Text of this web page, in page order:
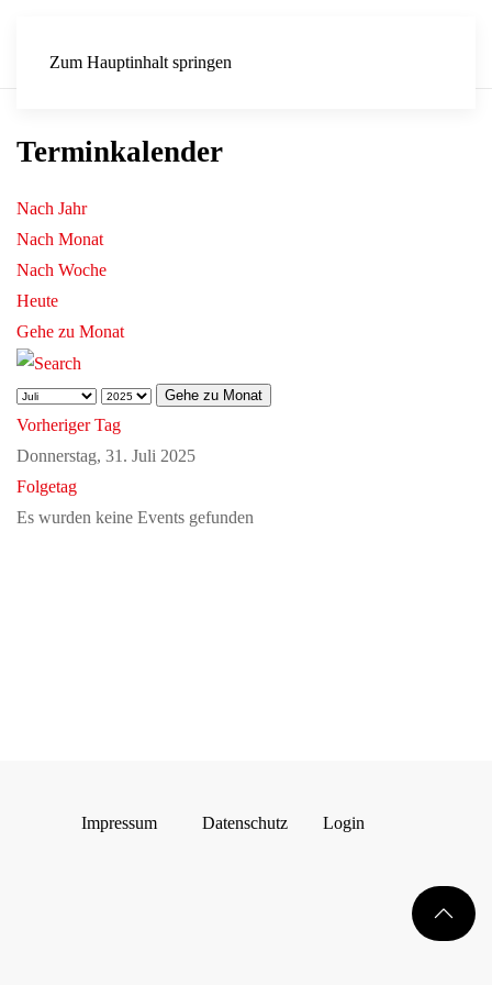
Zum Hauptinhalt springen
Terminkalender
Nach Jahr
Nach Monat
Nach Woche
Heute
Gehe zu Monat
Gehe zu Monat
Vorheriger Tag
Donnerstag, 31. Juli 2025
Folgetag
Es wurden keine Events gefunden
Impressum Datenschutz Login